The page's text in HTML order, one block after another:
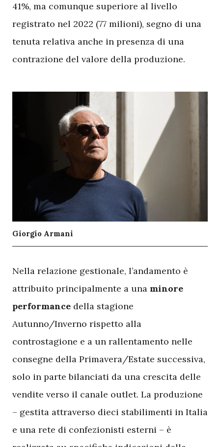
41%, ma comunque superiore al livello
registrato nel 2022 (77 milioni), segno di una
tenuta relativa anche in presenza di una
contrazione del valore della produzione.
Giorgio Armani
Nella relazione gestionale, l’andamento è
attribuito principalmente a una minore
performance della stagione
Autunno/Inverno rispetto alla
controstagione e a un rallentamento nelle
consegne della Primavera/Estate successiva,
solo in parte bilanciati da una crescita delle
vendite verso il canale outlet. La produzione
– gestita attraverso dieci stabilimenti in Italia
e una rete di confezionisti esterni – è